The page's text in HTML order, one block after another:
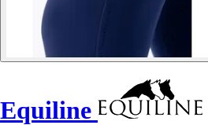
Equiline